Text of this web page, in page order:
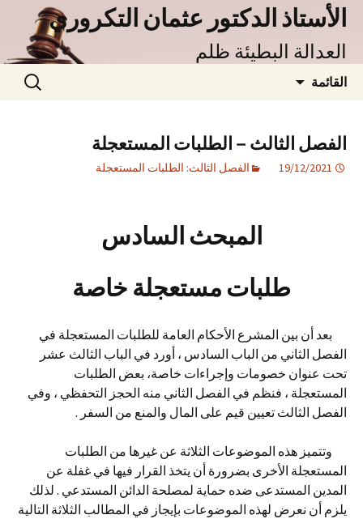
انتقل
المحتوى
الأستاذ الدكتور عثمان التكروري
العدالة البطيئة ظلم
القائمة
البحث
عن:
الفصل الثالث – الطلبات المستعجلة
19/12/2021 الفصل الثالث: الطلبات المستعجلة
المبحث السادس
طلبات مستعجلة خاصة
بعد أن بين المشرع الأحكام العامة للطلبات المستعجلة في
الفصل الثاني من الباب السادس ، أورد في الباب الثالث عشر
تحت عنوان خصومات وإجراءات خاصة، بعض الطلبات
المستعجلة ، فنظم في الفصل الثاني منه الحجز التحفظي ، وفي
الفصل الثالث تعيين قيم على المال والمنع من السفر .
وتتميز هذه الموضوعات الثلاثة عن غيرها من الطلبات
المستعجلة الأخرى بضرورة أن يتخذ القرار فيها في غفلة عن
المدين المستدعى ضده حماية لمصلحة الدائن المستدعي . لذلك
يلزم أن نعرض لهذه الموضوعات بإيجاز في المطالب الثلاثة التالية